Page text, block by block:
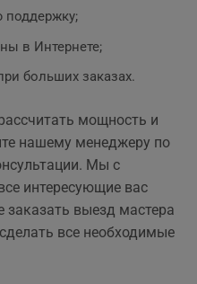
поддержку;
в Интернете;
больших заказах.
мощность и
нашему менеджеру по
Мы с
интересующие вас
выезд мастера
все необходимые